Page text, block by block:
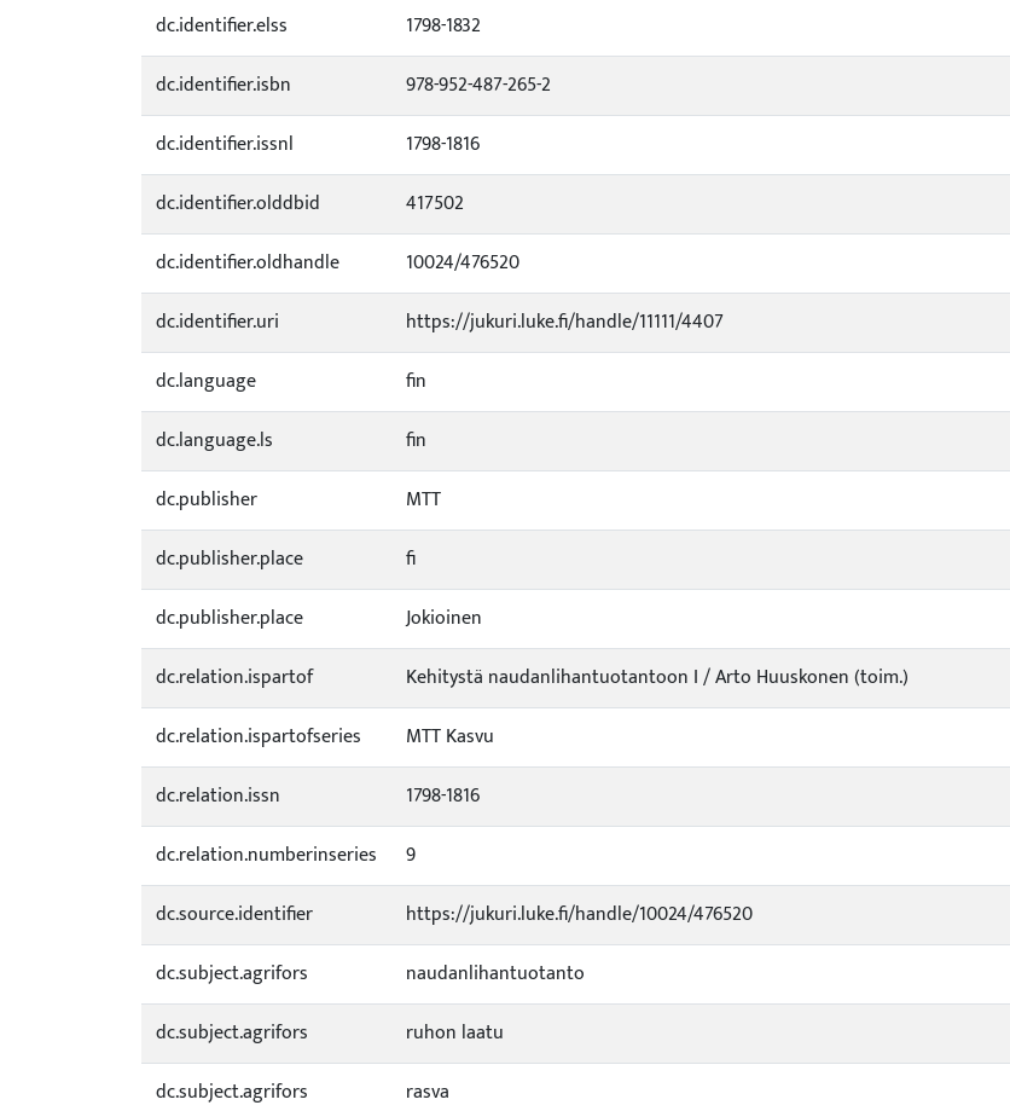
dc.identifier.elss
1798-1832
dc.identifier.isbn
978-952-487-265-2
dc.identifier.issnl
1798-1816
dc.identifier.olddbid
417502
dc.identifier.oldhandle
10024/476520
dc.identifier.uri
https://jukuri.luke.fi/handle/11111/4407
dc.language
fin
dc.language.ls
fin
dc.publisher
MTT
dc.publisher.place
fi
dc.publisher.place
Jokioinen
dc.relation.ispartof
Kehitystä naudanlihantuotantoon I / Arto Huuskonen (toim.)
dc.relation.ispartofseries
MTT Kasvu
dc.relation.issn
1798-1816
dc.relation.numberinseries
9
dc.source.identifier
https://jukuri.luke.fi/handle/10024/476520
dc.subject.agrifors
naudanlihantuotanto
dc.subject.agrifors
ruhon laatu
dc.subject.agrifors
rasva